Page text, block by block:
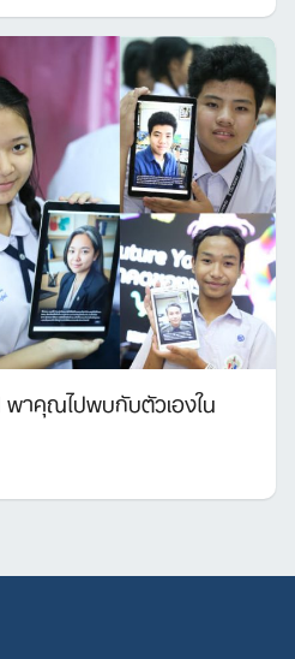
พาคุณไปพบกับตัวเองใน